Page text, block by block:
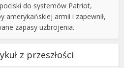
do systemów Patriot,
amerykańskiej armii i zapewnił,
zapasy uzbrojenia.
z przeszłości